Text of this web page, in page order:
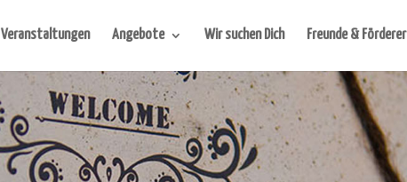
Veranstaltungen Angebote Wir suchen Dich Freunde & Förderer